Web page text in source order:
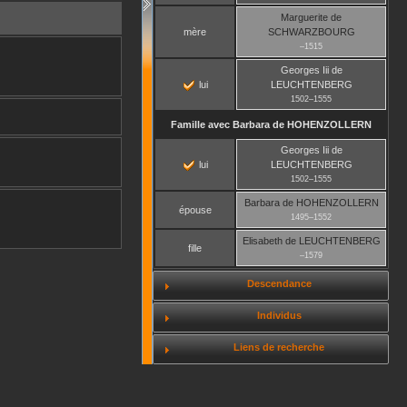
mère
Marguerite de
SCHWARZBOURG
–1515
lui
Georges Iiide
LEUCHTENBERG
1502–1555
Famille avec Barbarade HOHENZOLLERN
lui
Georges Iiide
LEUCHTENBERG
1502–1555
épouse
Barbarade HOHENZOLLERN
1495–1552
fille
Elisabethde LEUCHTENBERG
–1579
Descendance
Individus
Liens de recherche